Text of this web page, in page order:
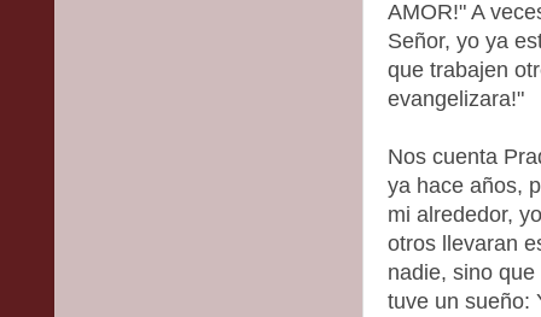
AMOR!" A
Señor, yo ya
que trabajen
evangelizara!"
Nos cuenta
ya hace años,
mi alrededor,
otros llevaran
nadie, sino
tuve un sueño: